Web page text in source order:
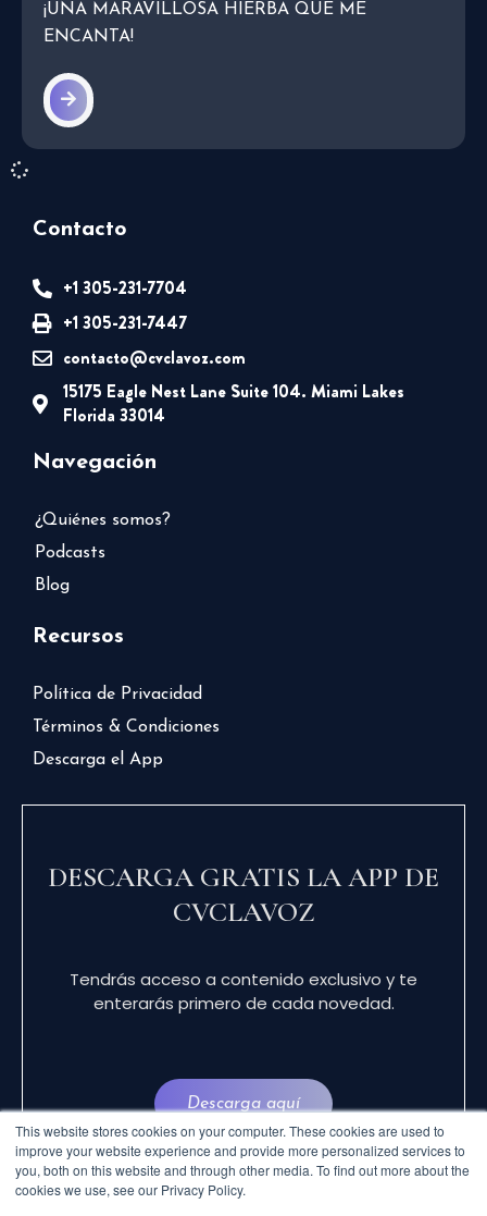
This website stores cookies on your computer. These cookies are used to
improve your website experience and provide more personalized services to
you, both on this website and through other media. To find out more about the
cookies we use, see our Privacy Policy.
¡UNA MARAVILLOSA HIERBA QUE ME
ENCANTA!
Contacto
+1 305-231-7704
+1 305-231-7447
contacto@cvclavoz.com
15175 Eagle Nest Lane Suite 104. Miami Lakes
Florida 33014
Navegación
¿Quiénes somos?
Podcasts
Blog
Recursos
Política de Privacidad
Términos & Condiciones
Descarga el App
DESCARGA GRATIS LA APP DE
CVCLAVOZ
Tendrás acceso a contenido exclusivo y te
enterarás primero de cada novedad.
Descarga aquí